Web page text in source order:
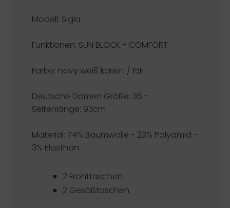
Modell: Sigla
Funktionen: SUN BLOCK - COMFORT
Farbe: navy weiß kariert / 15E
Deutsche Damen Größe: 36 -
Seitenlänge: 93cm
Material: 74% Baumwolle - 23% Polyamid -
3% Elasthan
2 Fronttaschen
2 Gesäßtaschen